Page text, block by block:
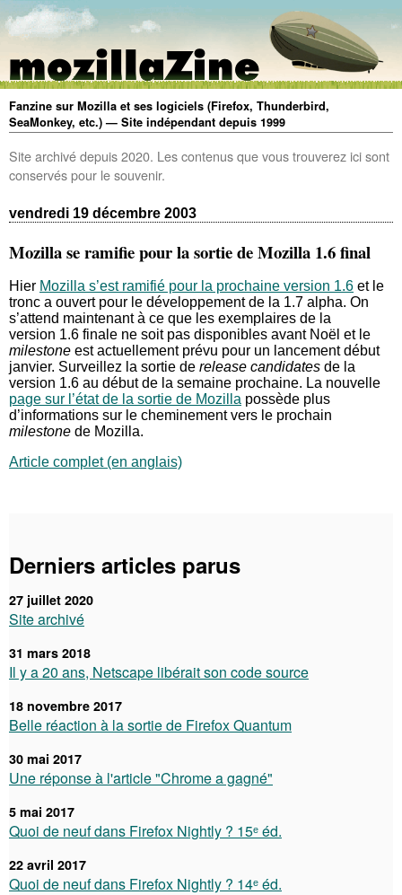
Fanzine sur Mozilla et ses logiciels (Firefox, Thunderbird,
SeaMonkey, etc.) — Site indépendant depuis 1999
Site archivé depuis 2020. Les contenus que vous trouverez ici sont
conservés pour le souvenir.
vendredi 19 décembre 2003
Mozilla se ramifie pour la sortie de Mozilla 1.6 final
Hier Mozilla s’est ramifié pour la prochaine version 1.6 et le
tronc a ouvert pour le développement de la 1.7 alpha. On
s’attend maintenant à ce que les exemplaires de la
version 1.6 finale ne soit pas disponibles avant Noël et le
milestone est actuellement prévu pour un lancement début
janvier. Surveillez la sortie de release candidates de la
version 1.6 au début de la semaine prochaine. La nouvelle
page sur l’état de la sortie de Mozilla possède plus
d’informations sur le cheminement vers le prochain
milestone de Mozilla.
Article complet (en anglais)
Derniers articles parus
27 juillet 2020
Site archivé
31 mars 2018
Il y a 20 ans, Netscape libérait son code source
18 novembre 2017
Belle réaction à la sortie de Firefox Quantum
30 mai 2017
Une réponse à l'article "Chrome a gagné"
5 mai 2017
Quoi de neuf dans Firefox Nightly ? 15ᵉ éd.
22 avril 2017
Quoi de neuf dans Firefox Nightly ? 14ᵉ éd.